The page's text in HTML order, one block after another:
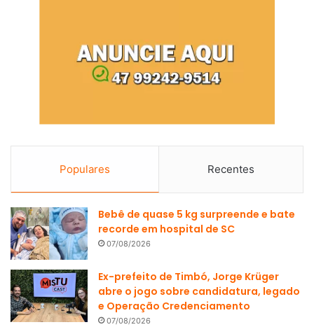
Populares Recentes
Bebê de quase 5 kg surpreende e bate
recorde em hospital de SC
07/08/2026
Ex-prefeito de Timbó, Jorge Krüger
abre o jogo sobre candidatura, legado
e Operação Credenciamento
07/08/2026